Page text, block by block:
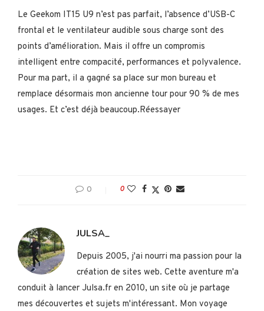
Le Geekom IT15 U9 n’est pas parfait, l’absence d’USB-C
frontal et le ventilateur audible sous charge sont des
points d’amélioration. Mais il offre un compromis
intelligent entre compacité, performances et polyvalence.
Pour ma part, il a gagné sa place sur mon bureau et
remplace désormais mon ancienne tour pour 90 % de mes
usages. Et c’est déjà beaucoup.Réessayer
0 0
JULSA_
Depuis 2005, j'ai nourri ma passion pour la
création de sites web. Cette aventure m'a
conduit à lancer Julsa.fr en 2010, un site où je partage
mes découvertes et sujets m'intéressant. Mon voyage